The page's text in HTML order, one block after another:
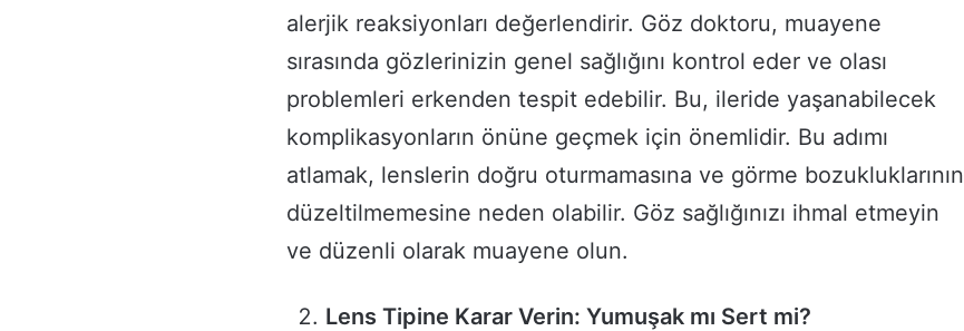
alerjik reaksiyonları değerlendirir. Göz doktoru, muayene
sırasında gözlerinizin genel sağlığını kontrol eder ve olası
problemleri erkenden tespit edebilir. Bu, ileride yaşanabilecek
komplikasyonların önüne geçmek için önemlidir. Bu adımı
atlamak, lenslerin doğru oturmamasına ve görme bozukluklarının
düzeltilmemesine neden olabilir. Göz sağlığınızı ihmal etmeyin
ve düzenli olarak muayene olun.
Lens Tipine Karar Verin: Yumuşak mı Sert mi?